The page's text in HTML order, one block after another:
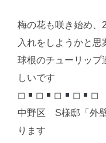
梅の花も咲き始め、
入れをしようかと思
球根のチューリップ
しいです
◻︎
◻︎ ◻︎ ◻︎
◻︎
中野区 S様邸「外
ります